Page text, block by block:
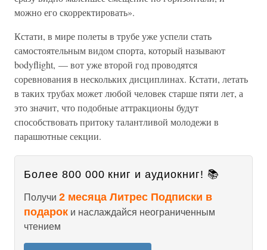
можно его скорректировать».
Кстати, в мире полеты в трубе уже успели стать
самостоятельным видом спорта, который называют
bodyflight, — вот уже второй год проводятся
соревнования в нескольких дисциплинах. Кстати, летать
в таких трубах может любой человек старше пяти лет, а
это значит, что подобные аттракционы будут
способствовать притоку талантливой молодежи в
парашютные секции.
Более 800 000 книг и аудиокниг! 📚
Получи 2 месяца Литрес Подписки в
подарок и наслаждайся неограниченным
чтением